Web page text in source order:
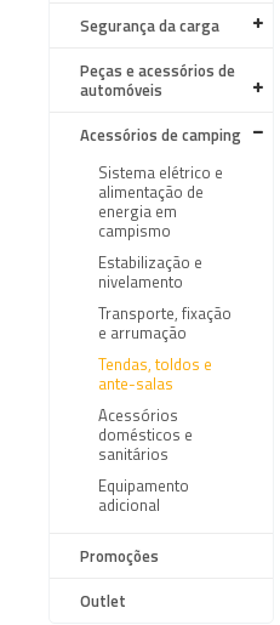
Segurança da carga
Peças e acessórios de
automóveis
Acessórios de camping
Sistema elétrico e
alimentação de
energia em
campismo
Estabilização e
nivelamento
Transporte, fixação
e arrumação
Tendas, toldos e
ante-salas
Acessórios
domésticos e
sanitários
Equipamento
adicional
Promoções
Outlet